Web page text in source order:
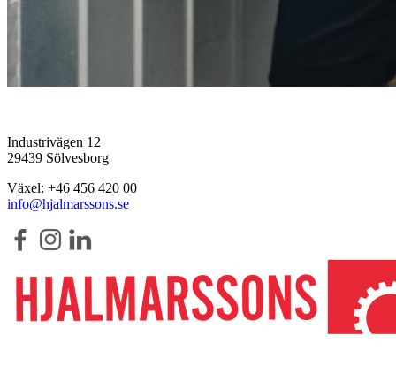
Industrivägen 12
29439 Sölvesborg
Växel: +46 456 420 00
info@hjalmarssons.se